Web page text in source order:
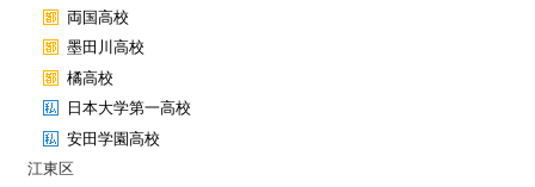
両国高校
墨田川高校
橘高校
日本大学第一高校
安田学園高校
江東区